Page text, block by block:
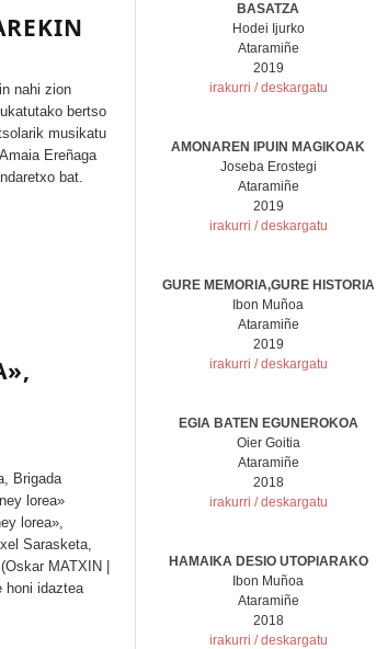
nahi zion
bertso
musikatu
Ereñaga
bat.
Brigada
lorea»
lorea»,
Sarasketa,
MATXIN |
honi idaztea
BASATZA
Hodei Ijurko
Ataramiñe
2019
irakurri / deskargatu
AMONAREN IPUIN MAGIKOAK
Joseba Erostegi
Ataramiñe
2019
irakurri / deskargatu
GURE MEMORIA,GURE HISTORIA
Ibon Muñoa
Ataramiñe
2019
irakurri / deskargatu
EGIA BATEN EGUNEROKOA
Oier Goitia
Ataramiñe
2018
irakurri / deskargatu
HAMAIKA DESIO UTOPIARAKO
Ibon Muñoa
Ataramiñe
2018
irakurri / deskargatu